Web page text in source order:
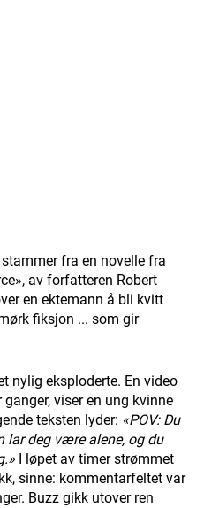
fra en novelle fra
av forfatteren Robert
en ektemann å bli kvitt
fiksjon ... som gir
nylig eksploderte. En video
viser en ung kvinne
teksten lyder: «POV: Du
lar deg være alene, og du
I løpet av timer strømmet
sinne: kommentarfeltet var
Buzz gikk utover ren